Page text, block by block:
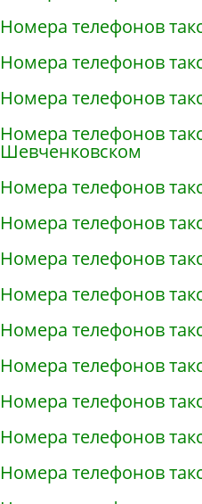
Номера телефонов
Номера телефонов
Номера телефонов
Номера телефонов
Шевченковском
Номера телефонов
Номера телефонов
Номера телефонов
Номера телефонов
Номера телефонов
Номера телефонов
Номера телефонов
Номера телефонов
Номера телефонов